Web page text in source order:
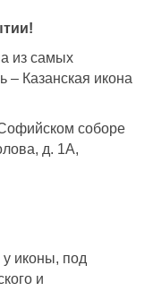
из самых
– Казанская икона
соборе
д. 1А,
иконы, под
и